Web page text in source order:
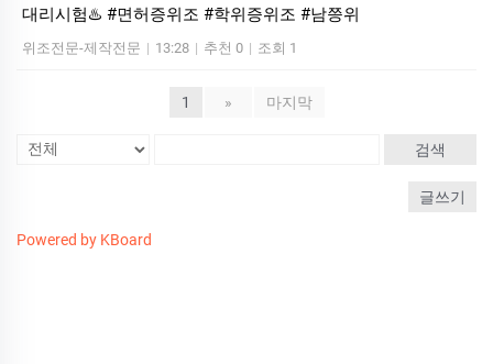
대리시험♨️ #면허증위조 #학위증위조 #남쯩위
위조전문-제작전문 | 13:28 | 추천 0 | 조회 1
1 » 마지막
검색
글쓰기
Powered by KBoard